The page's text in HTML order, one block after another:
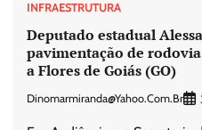
INFRAESTRUTURA
Deputado estadual
pavimentação de
a Flores de Goiás (GO)
Dinomarmiranda@yahoo.com.br